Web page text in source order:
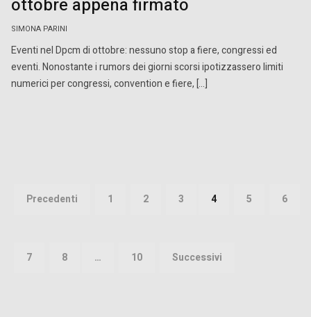
ottobre appena firmato
SIMONA PARINI
Eventi nel Dpcm di ottobre: nessuno stop a fiere, congressi ed
eventi. Nonostante i rumors dei giorni scorsi ipotizzassero limiti
numerici per congressi, convention e fiere, […]
degli
articoli
Precedenti 1 2 3 4 5 6
7 8 … 10 Successivi